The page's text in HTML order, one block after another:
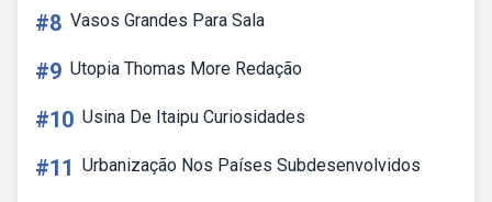
#8 Vasos Grandes Para Sala
#9 Utopia Thomas More Redação
#10 Usina De Itaipu Curiosidades
#11 Urbanização Nos Países Subdesenvolvidos